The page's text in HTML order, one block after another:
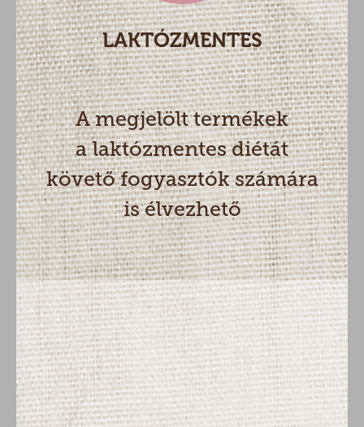
LAKTÓZMENTES
A megjelölt termékek
a laktózmentes diétát
követő fogyasztók számára
is élvezhető